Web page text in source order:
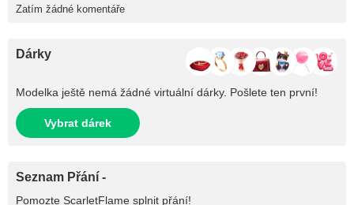
Zatím žádné komentáře
Dárky
Modelka ještě nemá žádné virtuální dárky. Pošlete ten první!
Vybrat dárek
Seznam Přání -
Pomozte ScarletFlame splnit přání!